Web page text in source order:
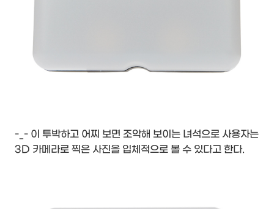
-_- 이 투박하고 어찌 보면 조악해 보이는 녀석으로 사용자는
3D 카메라로 찍은 사진을 입체적으로 볼 수 있다고 한다.